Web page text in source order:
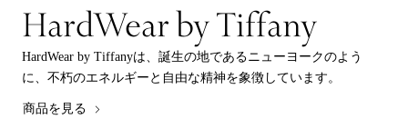
HardWear by Tiffany
HardWear by Tiffanyは、誕生の地であるニューヨークのよう
に、不朽のエネルギーと自由な精神を象徴しています。
商品を見る